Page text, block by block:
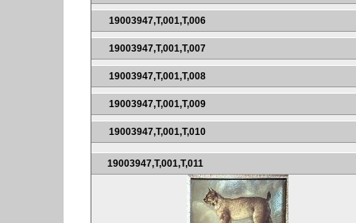
19003947,T,001,T,006
19003947,T,001,T,007
19003947,T,001,T,008
19003947,T,001,T,009
19003947,T,001,T,010
19003947,T,001,T,011